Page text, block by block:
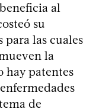
al
su
para las cuales
la
hay patentes
de